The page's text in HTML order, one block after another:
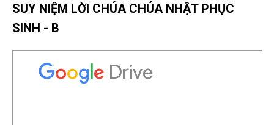
SUY NIỆM LỜI CHÚA CHÚA NHẬT PHỤC
SINH - B